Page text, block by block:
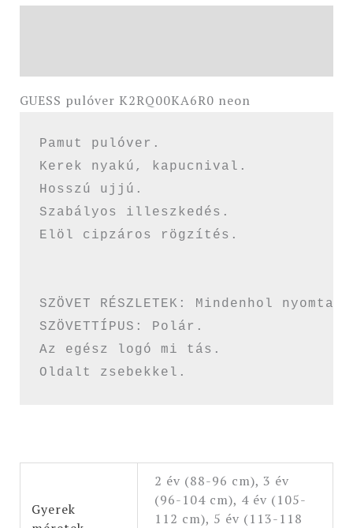
GUESS pulóver K2RQ00KA6R0 neon
Pamut pulóver.
Kerek nyakú, kapucnival.
Hosszú ujjú.
Szabályos illeszkedés.
Elöl cipzáros rögzítés.
SZÖVET RÉSZLETEK: Mindenhol
SZÖVETTÍPUS: Polár.
Az egész logó mi tás.
Oldalt zsebekkel.
Gyerek
2 év (88-96 cm), 3 év
(96-104 cm), 4 év (105-
112 cm), 5 év (113-118